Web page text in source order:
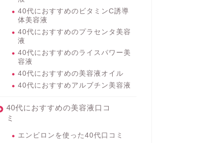
40代におすすめのビタミンC誘導
体美容液
40代におすすめのプラセンタ美容
液
40代におすすめのライスパワー美
容液
40代におすすめの美容液オイル
40代におすすめアルブチン美容液
40代におすすめの美容液口コ
ミ
エンビロンを使った40代口コミ